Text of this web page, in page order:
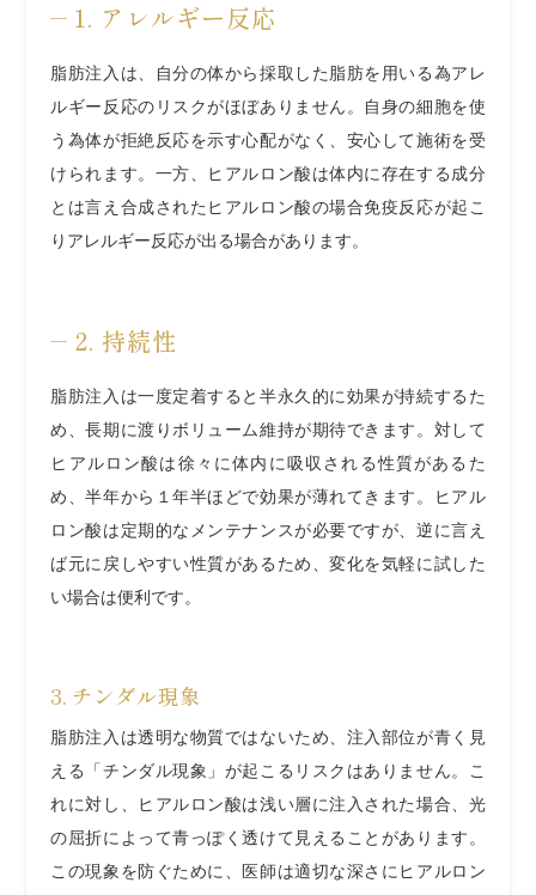
1. アレルギー反応
脂肪注入は、自分の体から採取した脂肪を用いる為アレ
ルギー反応のリスクがほぼありません。自身の細胞を使
う為体が拒絶反応を示す心配がなく、安心して施術を受
けられます。一方、ヒアルロン酸は体内に存在する成分
とは言え合成されたヒアルロン酸の場合免疫反応が起こ
りアレルギー反応が出る場合があります。
2. 持続性
脂肪注入は一度定着すると半永久的に効果が持続するた
め、長期に渡りボリューム維持が期待できます。対して
ヒアルロン酸は徐々に体内に吸収される性質があるた
め、半年から１年半ほどで効果が薄れてきます。ヒアル
ロン酸は定期的なメンテナンスが必要ですが、逆に言え
ば元に戻しやすい性質があるため、変化を気軽に試した
い場合は便利です。
3. チンダル現象
脂肪注入は透明な物質ではないため、注入部位が青く見
える「チンダル現象」が起こるリスクはありません。こ
れに対し、ヒアルロン酸は浅い層に注入された場合、光
の屈折によって青っぽく透けて見えることがあります。
この現象を防ぐために、医師は適切な深さにヒアルロン